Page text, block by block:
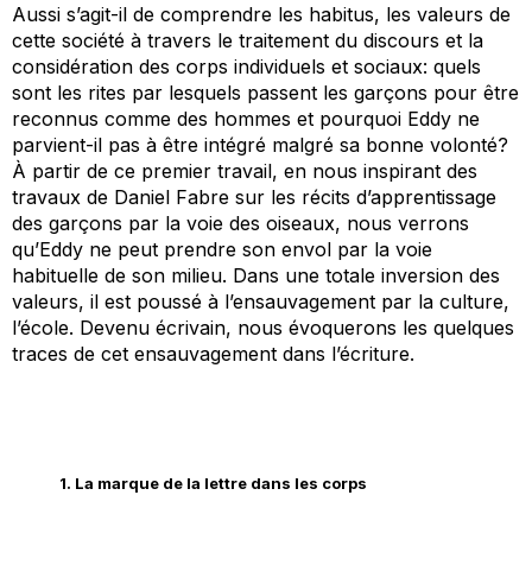
Aussi s’agit-il de comprendre les habitus, les valeurs de
cette société à travers le traitement du discours et la
considération des corps individuels et sociaux: quels
sont les rites par lesquels passent les garçons pour être
reconnus comme des hommes et pourquoi Eddy ne
parvient-il pas à être intégré malgré sa bonne volonté?
À partir de ce premier travail, en nous inspirant des
travaux de Daniel Fabre sur les récits d’apprentissage
des garçons par la voie des oiseaux, nous verrons
qu’Eddy ne peut prendre son envol par la voie
habituelle de son milieu. Dans une totale inversion des
valeurs, il est poussé à l’ensauvagement par la culture,
l’école. Devenu écrivain, nous évoquerons les quelques
traces de cet ensauvagement dans l’écriture.
1. La marque de la lettre dans les corps